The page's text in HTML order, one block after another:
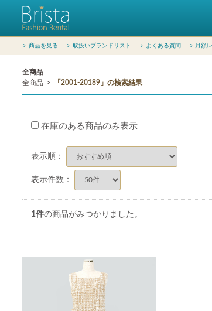
商品を見る 取扱いブランドリスト よくある質問 月額
全商品
全商品
「2001-20189」の検索結果
在庫のある商品のみ表示
表示順：
表示件数：
1件の商品がみつかりました。